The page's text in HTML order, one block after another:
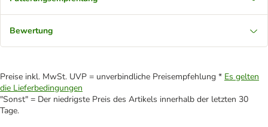
Bewertung
Preise inkl. MwSt. UVP = unverbindliche Preisempfehlung * Es gelten
die Lieferbedingungen
"Sonst" = Der niedrigste Preis des Artikels innerhalb der letzten 30
Tage.